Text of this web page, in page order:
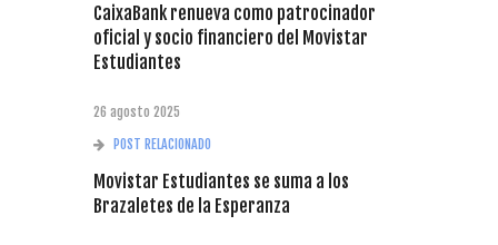
CaixaBank renueva como patrocinador
oficial y socio financiero del Movistar
Estudiantes
26 agosto 2025
POST RELACIONADO
Movistar Estudiantes se suma a los
Brazaletes de la Esperanza